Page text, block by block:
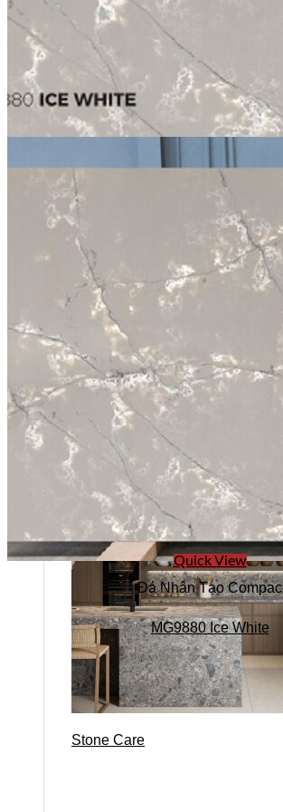
Stone design
Stone Construction
Stone Care
Quick View
Đá Nhân Tạo Compac
MG9880 Ice White